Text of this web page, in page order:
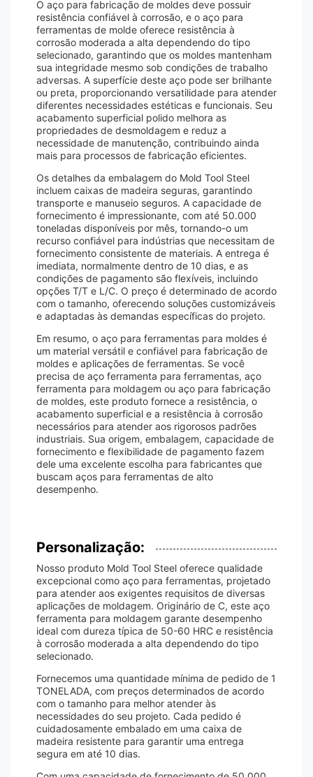
O aço para fabricação de moldes deve possuir
resistência confiável à corrosão, e o aço para
ferramentas de molde oferece resistência à
corrosão moderada a alta dependendo do tipo
selecionado, garantindo que os moldes mantenham
sua integridade mesmo sob condições de trabalho
adversas. A superfície deste aço pode ser brilhante
ou preta, proporcionando versatilidade para atender
diferentes necessidades estéticas e funcionais. Seu
acabamento superficial polido melhora as
propriedades de desmoldagem e reduz a
necessidade de manutenção, contribuindo ainda
mais para processos de fabricação eficientes.
Os detalhes da embalagem do Mold Tool Steel
incluem caixas de madeira seguras, garantindo
transporte e manuseio seguros. A capacidade de
fornecimento é impressionante, com até 50.000
toneladas disponíveis por mês, tornando-o um
recurso confiável para indústrias que necessitam de
fornecimento consistente de materiais. A entrega é
imediata, normalmente dentro de 10 dias, e as
condições de pagamento são flexíveis, incluindo
opções T/T e L/C. O preço é determinado de acordo
com o tamanho, oferecendo soluções customizáveis
​​e adaptadas às demandas específicas do projeto.
Em resumo, o aço para ferramentas para moldes é
um material versátil e confiável para fabricação de
moldes e aplicações de ferramentas. Se você
precisa de aço ferramenta para ferramentas, aço
ferramenta para moldagem ou aço para fabricação
de moldes, este produto fornece a resistência, o
acabamento superficial e a resistência à corrosão
necessários para atender aos rigorosos padrões
industriais. Sua origem, embalagem, capacidade de
fornecimento e flexibilidade de pagamento fazem
dele uma excelente escolha para fabricantes que
buscam aços para ferramentas de alto
desempenho.
Personalização:
Nosso produto Mold Tool Steel oferece qualidade
excepcional como aço para ferramentas, projetado
para atender aos exigentes requisitos de diversas
aplicações de moldagem. Originário de C, este aço
ferramenta para moldagem garante desempenho
ideal com dureza típica de 50-60 HRC e resistência
à corrosão moderada a alta dependendo do tipo
selecionado.
Fornecemos uma quantidade mínima de pedido de 1
TONELADA, com preços determinados de acordo
com o tamanho para melhor atender às
necessidades do seu projeto. Cada pedido é
cuidadosamente embalado em uma caixa de
madeira resistente para garantir uma entrega
segura em até 10 dias.